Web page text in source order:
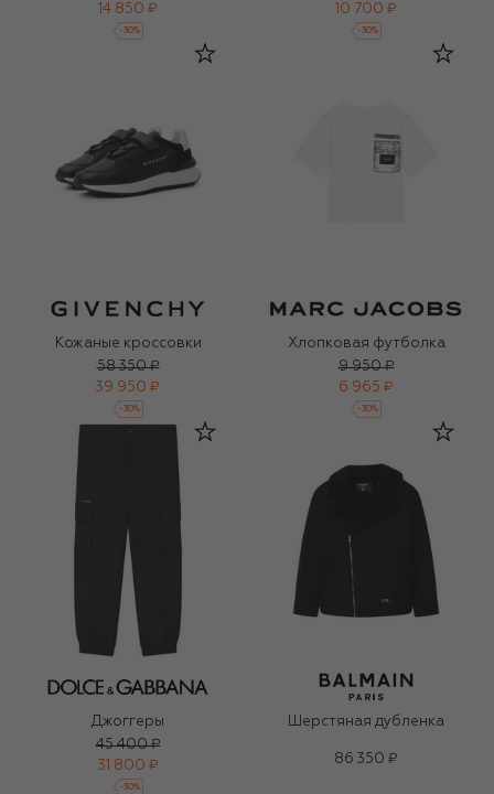
14 850 ₽
-30%
10 700 ₽
-30%
Кожаные кроссовки
58 350 ₽
39 950 ₽
-30%
Хлопковая футболка
9 950 ₽
6 965 ₽
-30%
Джоггеры
45 400 ₽
31 800 ₽
-30%
Шерстяная дубленка
86 350 ₽